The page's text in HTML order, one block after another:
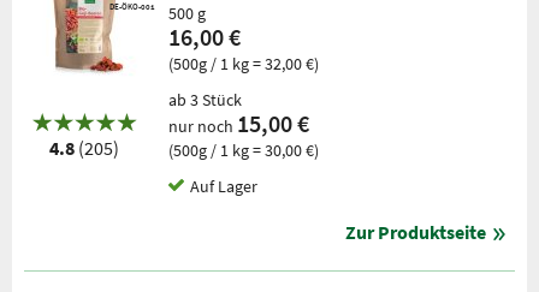
DE-ÖKO-001
4.8 (205)
500 g
16,00 €
(500g / 1 kg = 32,00 €)
ab 3 Stück
nur noch 15,00 €
(500g / 1 kg = 30,00 €)
Auf Lager
Zur Produktseite